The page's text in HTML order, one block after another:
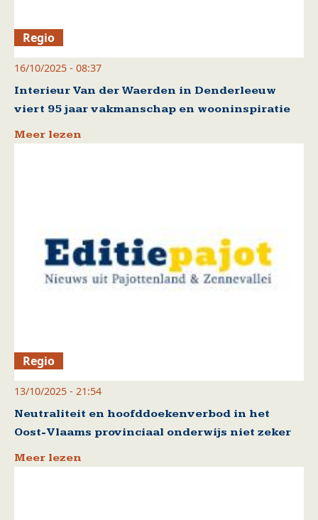
Regio
16/10/2025 - 08:37
Interieur Van der Waerden in Denderleeuw
viert 95 jaar vakmanschap en wooninspiratie
Meer lezen
Regio
13/10/2025 - 21:54
Neutraliteit en hoofddoekenverbod in het
Oost-Vlaams provinciaal onderwijs niet zeker
Meer lezen